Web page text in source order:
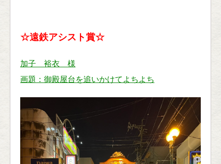
☆遠鉄アシスト賞☆
加子 裕衣 様
画題：御殿屋台を追いかけてよちよち